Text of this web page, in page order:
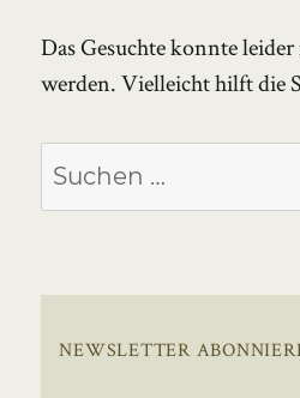
Das Gesuchte konnte
werden. Vielleicht hilft die
Suchen
nach:
NEWSLETTER